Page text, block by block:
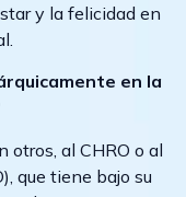
y la felicidad en
en la
otros, al CHRO o al
que tiene bajo su